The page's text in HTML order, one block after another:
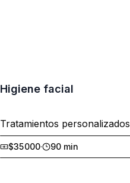
Higiene facial
Tratamientos personalizados
$35000· 90 min